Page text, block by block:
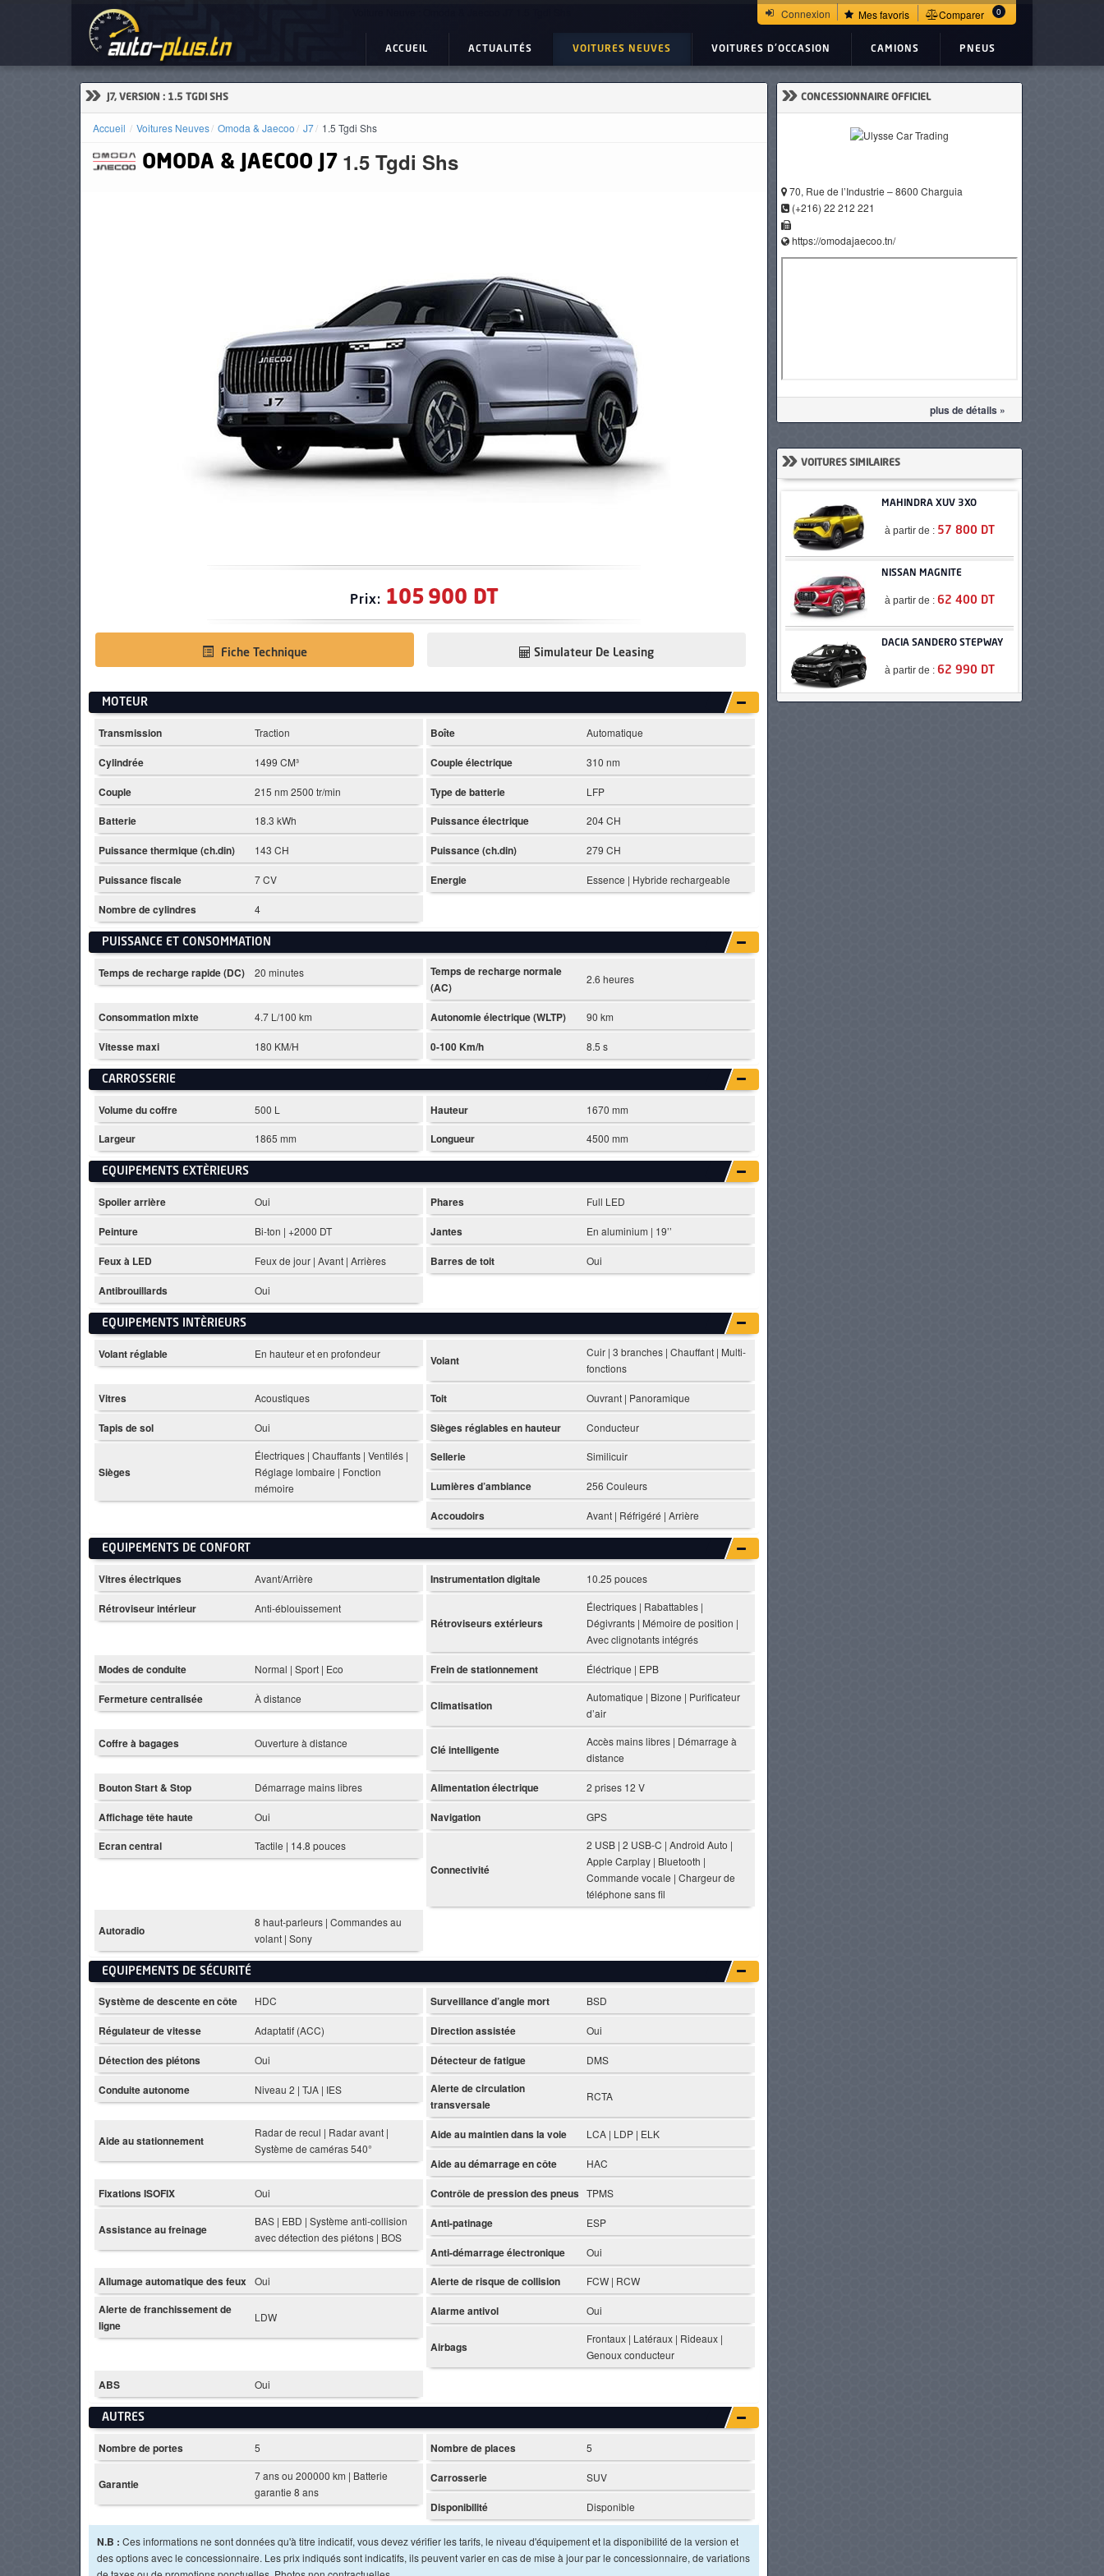
Connexion Mes favoris Comparer 0
ACCUEIL ACTUALITÉS VOITURES NEUVES VOITURES D'OCCASION CAMIONS PNEUS
» J7, VERSION : 1.5 TGDI SHS
Accueil Voitures Neuves Omoda & Jaecoo J7 1.5 Tgdi Shs
OMODA & JAECOO J7 1.5 Tgdi Shs
Prix: 105 900 DT
Fiche Technique Simulateur De Leasing
MOTEUR
Transmission Traction Boîte Automatique
Cylindrée 1499 CM³ Couple électrique 310 nm
Couple 215 nm 2500 tr/min Type de batterie LFP
Batterie 18.3 kWh Puissance électrique 204 CH
Puissance thermique (ch.din) 143 CH Puissance (ch.din) 279 CH
Puissance fiscale 7 CV Energie Essence | Hybride rechargeable
Nombre de cylindres 4
PUISSANCE ET CONSOMMATION
Temps de recharge rapide (DC) 20 minutes
Temps de recharge normale
(AC)
2.6 heures
Consommation mixte 4.7 L/100 km Autonomie électrique (WLTP) 90 km
Vitesse maxi 180 KM/H 0-100 Km/h 8.5 s
CARROSSERIE
Volume du coffre 500 L Hauteur 1670 mm
Largeur 1865 mm Longueur 4500 mm
EQUIPEMENTS EXTÈRIEURS
Spoiler arrière Oui Phares Full LED
Peinture Bi-ton | +2000 DT Jantes En aluminium | 19’’
Feux à LED Feux de jour | Avant | Arrières Barres de toit Oui
Antibrouillards Oui
EQUIPEMENTS INTÈRIEURS
Volant réglable En hauteur et en profondeur Volant
Cuir | 3 branches | Chauffant | Multi-
fonctions
Vitres Acoustiques Toit Ouvrant | Panoramique
Tapis de sol Oui Sièges réglables en hauteur Conducteur
Sièges
Électriques | Chauffants | Ventilés |
Réglage lombaire | Fonction
mémoire
Sellerie Similicuir
Lumières d’ambiance 256 Couleurs
Accoudoirs Avant | Réfrigéré | Arrière
EQUIPEMENTS DE CONFORT
Vitres électriques Avant/Arrière Instrumentation digitale 10.25 pouces
Rétroviseur intérieur Anti-éblouissement
Rétroviseurs extérieurs
Électriques | Rabattables |
Dégivrants | Mémoire de position |
Avec clignotants intégrés
Modes de conduite Normal | Sport | Eco Frein de stationnement Éléctrique | EPB
Fermeture centralisée À distance Climatisation
Automatique | Bizone | Purificateur
d’air
Coffre à bagages Ouverture à distance Clé intelligente
Accès mains libres | Démarrage à
distance
Bouton Start & Stop Démarrage mains libres Alimentation électrique 2 prises 12 V
Affichage tête haute Oui Navigation GPS
Ecran central Tactile | 14.8 pouces
Connectivité
2 USB | 2 USB-C | Android Auto |
Apple Carplay | Bluetooth |
Commande vocale | Chargeur de
téléphone sans fil
Autoradio
8 haut-parleurs | Commandes au
volant | Sony
EQUIPEMENTS DE SÉCURITÉ
Système de descente en côte HDC Surveillance d’angle mort BSD
Régulateur de vitesse Adaptatif (ACC) Direction assistée Oui
Détection des piétons Oui Détecteur de fatigue DMS
Conduite autonome Niveau 2 | TJA | IES
Alerte de circulation
transversale
RCTA
Aide au stationnement
Radar de recul | Radar avant |
Système de caméras 540°
Aide au maintien dans la voie LCA | LDP | ELK
Aide au démarrage en côte HAC
Fixations ISOFIX Oui Contrôle de pression des pneus TPMS
Assistance au freinage
BAS | EBD | Système anti-collision
avec détection des piétons | BOS
Anti-patinage ESP
Anti-démarrage électronique Oui
Allumage automatique des feux Oui Alerte de risque de collision FCW | RCW
Alerte de franchissement de
ligne
LDW Alarme antivol Oui
Airbags
Frontaux | Latéraux | Rideaux |
Genoux conducteur
ABS Oui
AUTRES
Nombre de portes 5 Nombre de places 5
Garantie
7 ans ou 200000 km | Batterie
garantie 8 ans
Carrosserie SUV
Disponibilité Disponible
N.B : Ces informations ne sont données qu'à titre indicatif, vous devez vérifier les tarifs, le niveau d'équipement et la disponibilité de la version et
des options avec le concessionnaire. Les prix indiqués sont indicatifs, ils peuvent varier en cas de mise à jour par le concessionnaire, de variations
» CONCESSIONNAIRE OFFICIEL
70, Rue de l’Industrie – 8600 Charguia
(+216) 22 212 221
https://omodajaecoo.tn/
plus de détails »
» VOITURES SIMILAIRES
MAHINDRA XUV 3XO
à partir de : 57 800 DT
NISSAN MAGNITE
à partir de :62 400 DT
DACIA SANDERO STEPWAY
à partir de :62 990 DT
ACTUALITÉS
VOITURES